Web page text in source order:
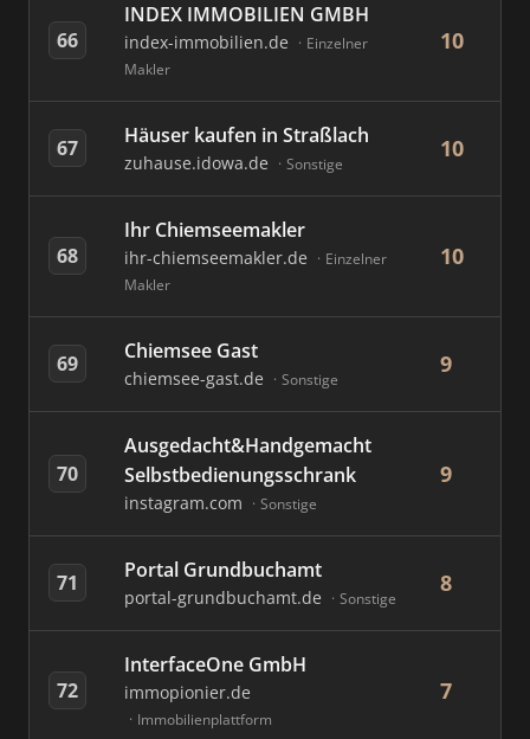
66
INDEX IMMOBILIEN GMBH
index-immobilien.de
Einzelner
Makler
10
67 Häuser kaufen in Straßlach
zuhause.idowa.de Sonstige
10
68
Ihr Chiemseemakler
ihr-chiemseemakler.de
Einzelner
Makler
10
69 Chiemsee Gast
chiemsee-gast.de Sonstige
9
70
Ausgedacht&Handgemacht
Selbstbedienungsschrank
instagram.com Sonstige
9
71 Portal Grundbuchamt
portal-grundbuchamt.de Sonstige
8
72
InterfaceOne GmbH
immopionier.de
Immobilienplattform
7